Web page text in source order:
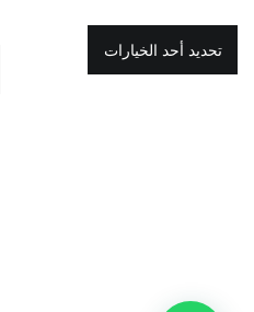
تحديد أحد الخيارات
هناك
من